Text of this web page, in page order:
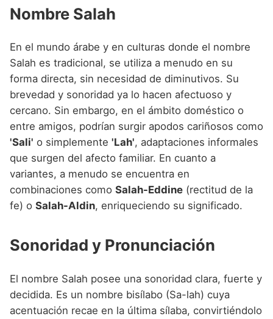
Nombre Salah
En el mundo árabe y en culturas donde el nombre
Salah es tradicional, se utiliza a menudo en su
forma directa, sin necesidad de diminutivos. Su
brevedad y sonoridad ya lo hacen afectuoso y
cercano. Sin embargo, en el ámbito doméstico o
entre amigos, podrían surgir apodos cariñosos como
'Sali' o simplemente 'Lah', adaptaciones informales
que surgen del afecto familiar. En cuanto a
variantes, a menudo se encuentra en
combinaciones como Salah-Eddine (rectitud de la
fe) o Salah-Aldin, enriqueciendo su significado.
Sonoridad y Pronunciación
El nombre Salah posee una sonoridad clara, fuerte y
decidida. Es un nombre bisílabo (Sa-lah) cuya
acentuación recae en la última sílaba, convirtiéndolo